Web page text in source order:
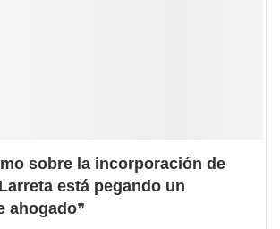
sobre la incorporación de
está pegando un
ahogado”